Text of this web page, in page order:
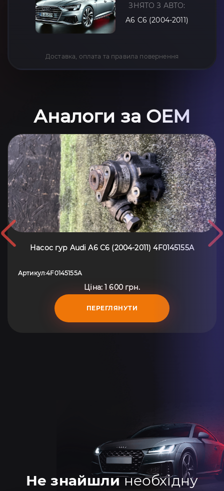
ЗНЯТО З АВТО:
A6 C6 (2004-2011)
Доставка, оплата та правила повернення
Аналоги за OEM
Насос гур Audi A6 C6 (2004-2011) 4F0145155A
Артикул:4F0145155A
Ціна: 1 600 грн.
ПЕРЕГЛЯНУТИ
Не знайшлинеобхідну